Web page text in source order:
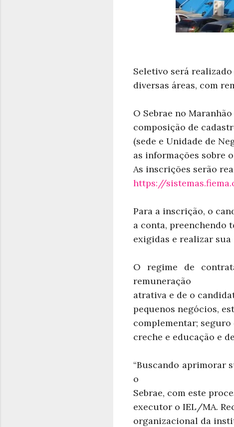
Seletivo será
diversas áreas, com
O Sebrae no
composição de
(sede e Unidade de
as informações sobre
As inscrições serão
https://
Para a inscrição, o
a conta, preenchendo
exigidas e realizar
O regime de
remuneração
atrativa e de o
pequenos negócios,
complementar;
creche e educação e
“Buscando aprimorar
o
Sebrae, com este
executor o IEL/MA.
organizacional da